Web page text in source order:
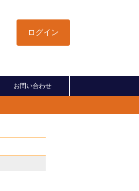
ログイン
お問い合わせ